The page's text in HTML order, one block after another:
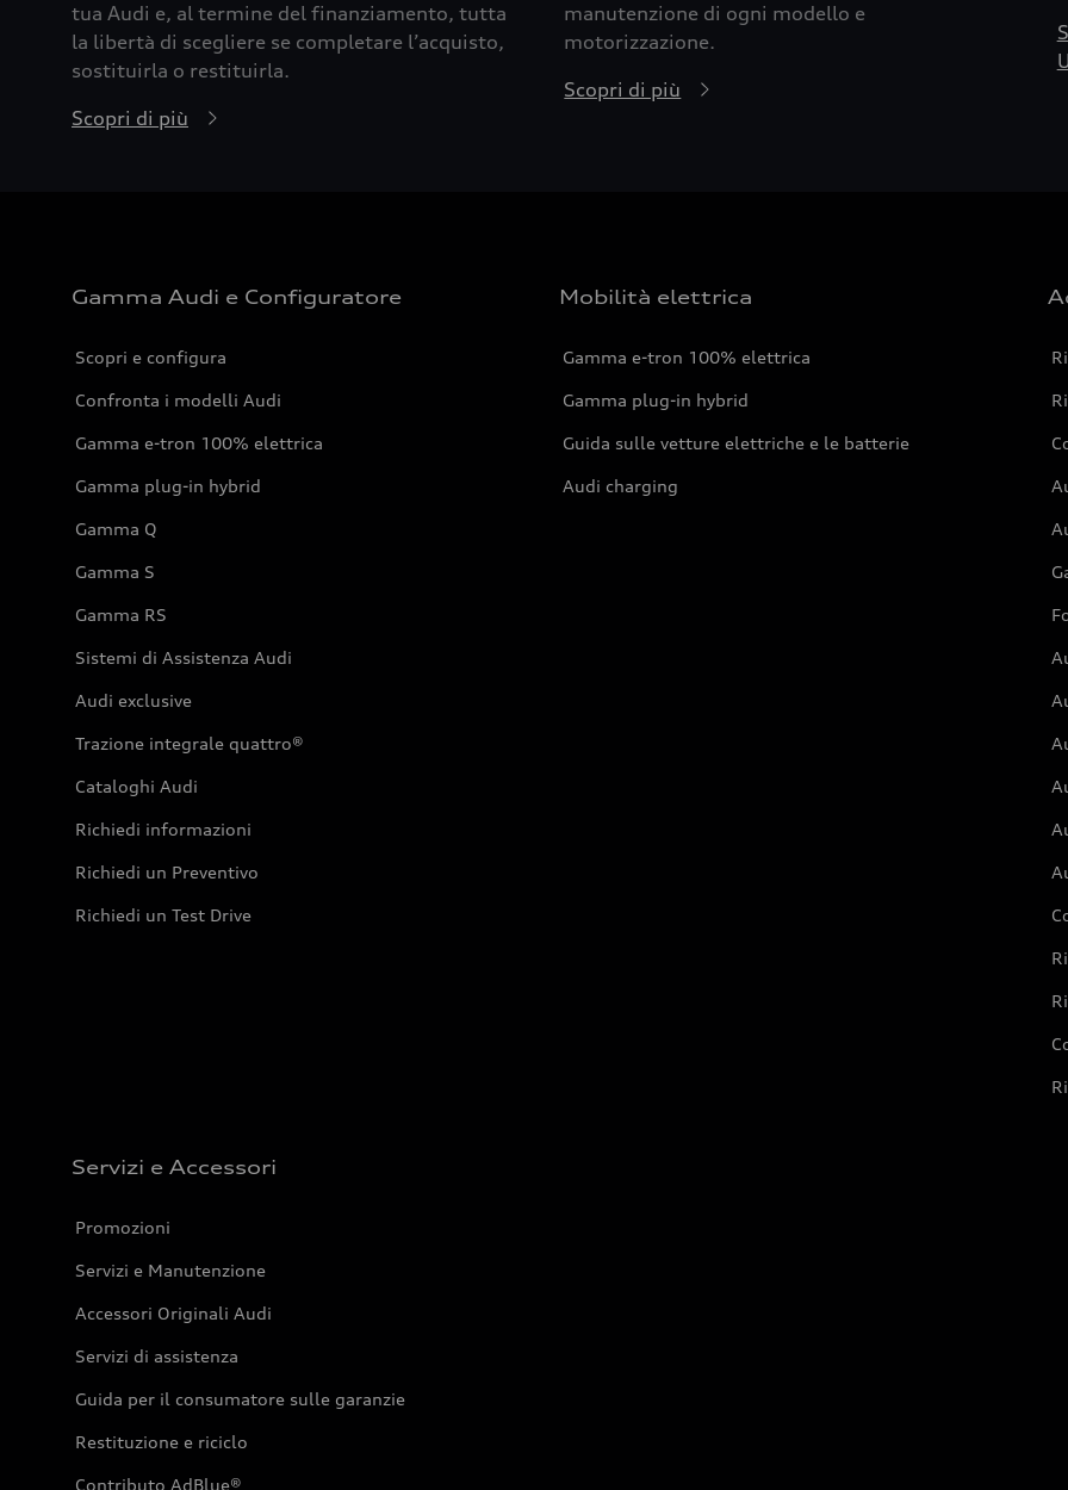
tua Audi e, al termine del finanziamento, tutta
la libertà di scegliere se completare l’acquisto,
sostituirla o restituirla.
Scopri di più
manutenzione di ogni modello e
motorizzazione.
Scopri di più
Gamma Audi e Configuratore
Scopri e configura
Confronta i modelli Audi
Gamma e-tron 100% elettrica
Gamma plug-in hybrid
Gamma Q
Gamma S
Gamma RS
Sistemi di Assistenza Audi
Audi exclusive
Trazione integrale quattro®
Cataloghi Audi
Richiedi informazioni
Richiedi un Preventivo
Richiedi un Test Drive
Mobilità elettrica
Gamma e-tron 100% elettrica
Gamma plug-in hybrid
Guida sulle vetture elettriche e le batterie
Audi charging
Servizi e Accessori
Promozioni
Servizi e Manutenzione
Accessori Originali Audi
Servizi di assistenza
Guida per il consumatore sulle garanzie
Restituzione e riciclo
Contributo AdBlue®